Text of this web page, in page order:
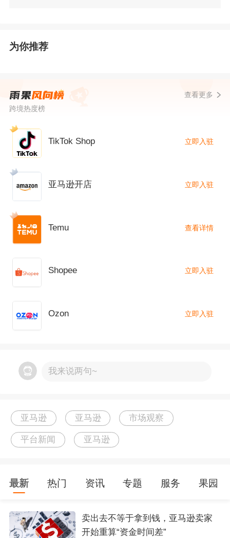
告公司和品牌进行实验，以改变这种状况。部分
提供数据的服务。
家和品牌来说，与其不被消费者发现无法获得销
售，还不如付钱给亚马逊确保自己的曝光。毕
竟，互联网正使得世界上任何地方的任何
发现，亚马逊广告是最有效的途径。
过去几年，品牌挣扎着是否出现在亚马逊上，以
及如何出现在亚马逊上，催生了一个新的行业
ng，开展广告活动等等。对于许多品牌来说，他
逊上的问题。
为你推荐
跨境热度榜
查看更多
TikTok Shop 立即入驻
亚马逊开店 立即入驻
Temu 查看详情
Shopee 立即入驻
Ozon 立即入驻
我来说两句~
亚马逊 亚马逊 市场观察
平台新闻 亚马逊
最新 热门 资讯 专题 服务 果园
卖出去不等于拿到钱，亚马逊卖家
开始重算“资金时间差”